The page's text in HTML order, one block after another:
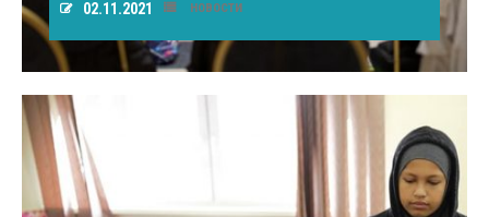
02.11.2021
НОВОСТИ